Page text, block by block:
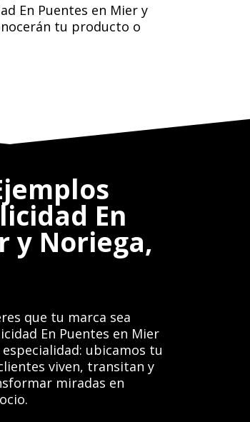
En Puentes en Mier y
tu producto o
En
y Noriega,
que tu marca sea
En Puentes en Mier
ubicamos tu
viven, transitan y
miradas en